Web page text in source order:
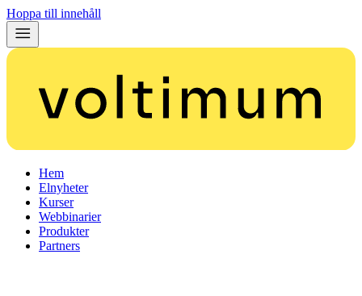
Hoppa till innehåll
Hem
Elnyheter
Kurser
Webbinarier
Produkter
Partners